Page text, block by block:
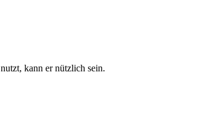
kann er nützlich sein.